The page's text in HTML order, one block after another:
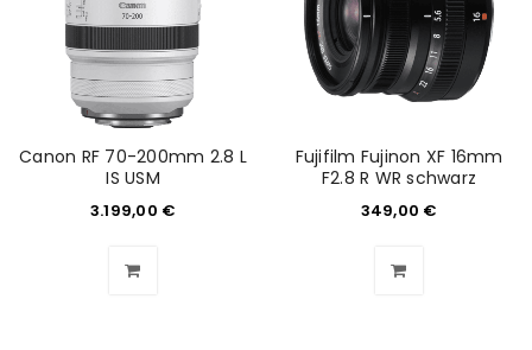
ANMELDEN
Benutzername oder E-Mail-Adresse
Passwort*
Canon RF 70-200mm 2.8 L
IS USM
3.199,00 €
Fujifilm Fujinon XF 16mm
F2.8 R WR schwarz
349,00 €